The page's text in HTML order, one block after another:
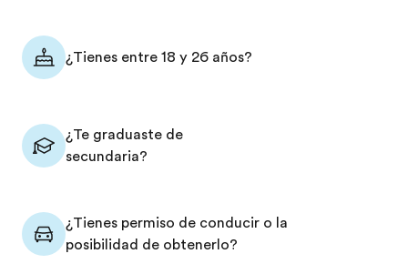
¿Tienes entre 18 y 26 años?
¿Te graduaste de
secundaria?
¿Tienes permiso de conducir o la
posibilidad de obtenerlo?